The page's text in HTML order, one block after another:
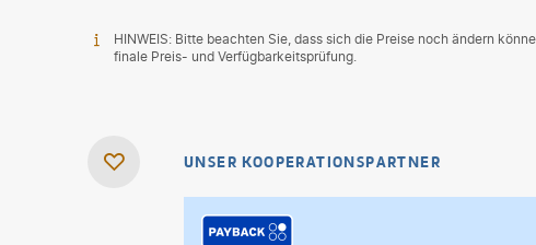
HINWEIS: Bitte beachten Sie, dass sich die Preise noch ändern
finale Preis- und Verfügbarkeitsprüfung.
UNSER KOOPERATIONSPARTNER